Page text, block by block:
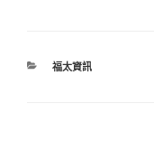
分
福太資訊